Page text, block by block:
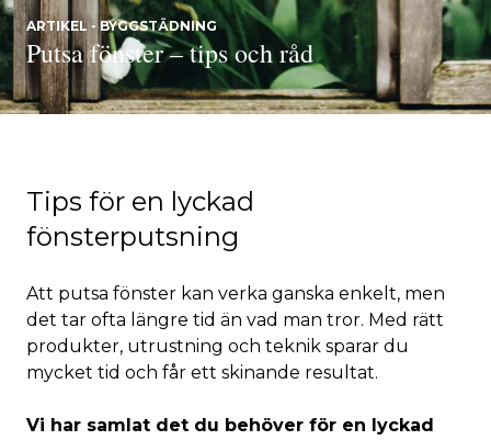
Tips för en lyckad
fönsterputsning
Att putsa fönster kan verka ganska enkelt, men
det tar ofta längre tid än vad man tror. Med rätt
produkter, utrustning och teknik sparar du
mycket tid och får ett skinande resultat.
Vi har samlat det du behöver för en lyckad
ARTIKEL - BYGGSTÄDNING
Putsa fönster – tips och råd